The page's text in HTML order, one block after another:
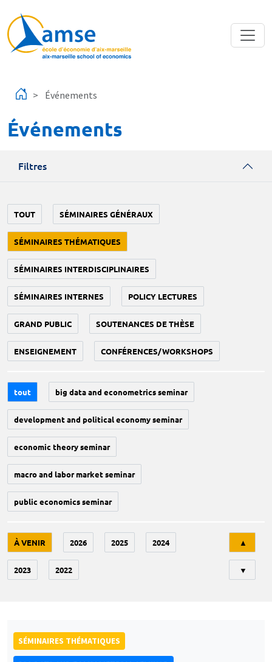
Événements
Événements
Filtres
TOUT SÉMINAIRES GÉNÉRAUX
SÉMINAIRES THÉMATIQUES
SÉMINAIRES INTERDISCIPLINAIRES
SÉMINAIRES INTERNES POLICY LECTURES
GRAND PUBLIC SOUTENANCES DE THÈSE
ENSEIGNEMENT CONFÉRENCES/WORKSHOPS
tout big data and econometrics seminar
development and political economy seminar
economic theory seminar
macro and labor market seminar
public economics seminar
À VENIR 2026 2025 2024
2023 2022
▲
▼
SÉMINAIRES THÉMATIQUES